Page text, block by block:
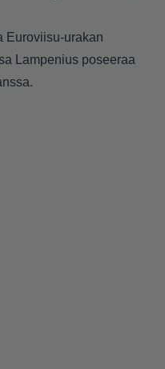
Euroviisu-urakan
Lampenius poseeraa